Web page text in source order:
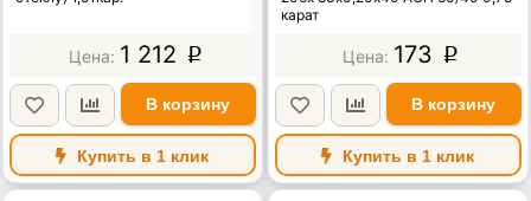
1 212 p
В корзину
Купить в 1 клик
карат
173 p
В корзину
Купить в 1 клик